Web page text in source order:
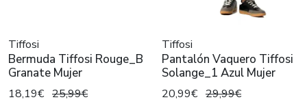
Tiffosi
Bermuda Tiffosi Rouge_B
Granate Mujer
18,19€ 25,99€
Tiffosi
Pantalón Vaquero Tiffosi
Solange_1 Azul Mujer
20,99€ 29,99€